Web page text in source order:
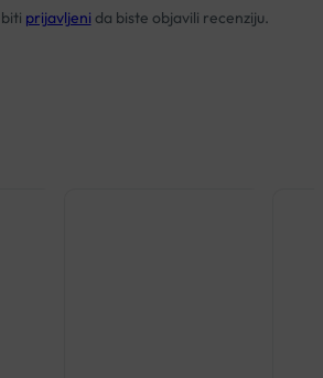
prijavljeni da biste objavili recenziju.